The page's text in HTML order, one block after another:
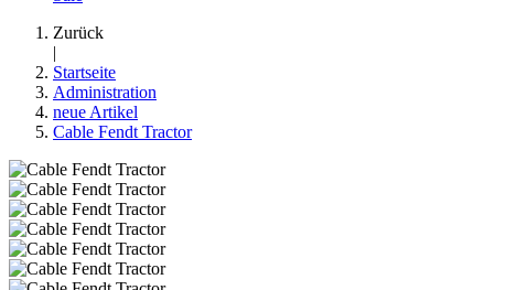
Zurück
|
Startseite
Administration
neue Artikel
Cable Fendt Tractor